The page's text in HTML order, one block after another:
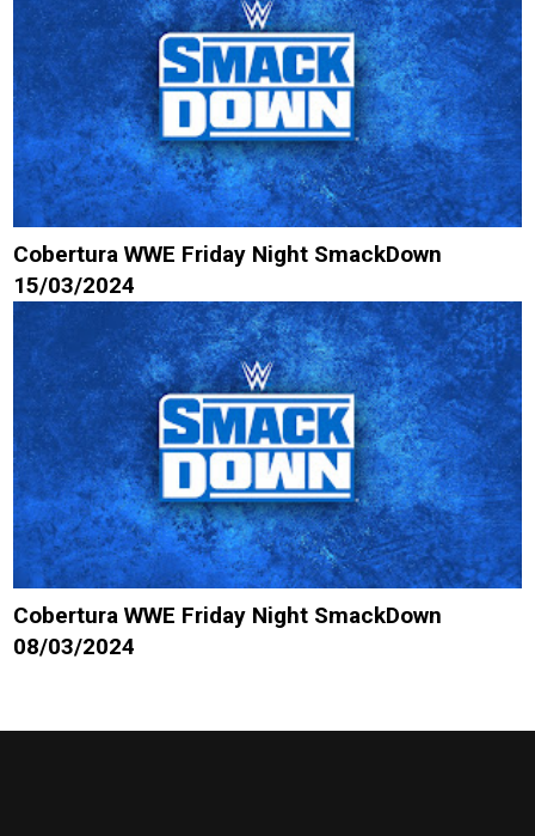
Cobertura WWE Friday Night SmackDown
15/03/2024
Cobertura WWE Friday Night SmackDown
08/03/2024